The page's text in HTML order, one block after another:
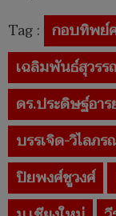
Tag : กอบทิพย์
เฉลิมพันธ์สุวรร
ดร.ประดิษฐ์อาร
บรรเจิด-วิไลภ
ปิยพงศ์ชูวงศ์